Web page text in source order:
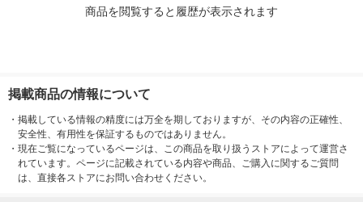
商品を閲覧すると履歴が表示されます
掲載商品の情報について
・ 掲載している情報の精度には万全を期しておりますが、その内容の正確性、
安全性、有用性を保証するものではありません。
・ 現在ご覧になっているページは、この商品を取り扱うストアによって運営さ
れています。ページに記載されている内容や商品、ご購入に関するご質問
は、直接各ストアにお問い合わせください。